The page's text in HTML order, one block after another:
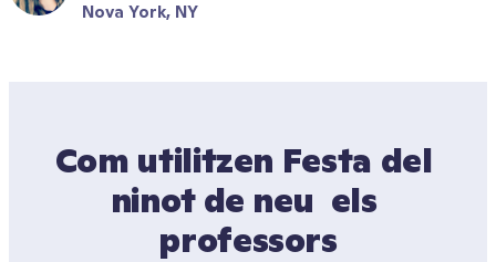
Nova York, NY
Com utilitzen Festa del
ninot de neu  els
professors